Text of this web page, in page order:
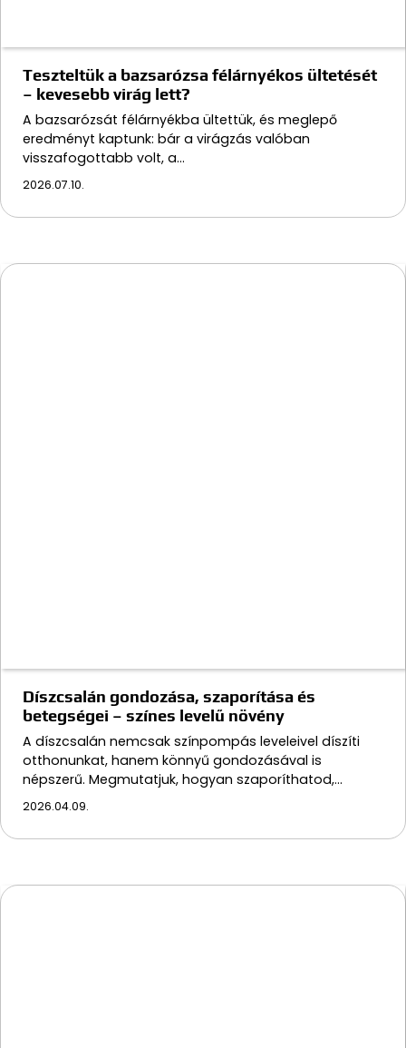
Teszteltük a bazsarózsa félárnyékos ültetését
– kevesebb virág lett?
A bazsarózsát félárnyékba ültettük, és meglepő
eredményt kaptunk: bár a virágzás valóban
visszafogottabb volt, a…
2026.07.10.
Díszcsalán gondozása, szaporítása és
betegségei – színes levelű növény
A díszcsalán nemcsak színpompás leveleivel díszíti
otthonunkat, hanem könnyű gondozásával is
népszerű. Megmutatjuk, hogyan szaporíthatod,…
2026.04.09.